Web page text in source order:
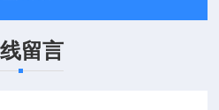
留言